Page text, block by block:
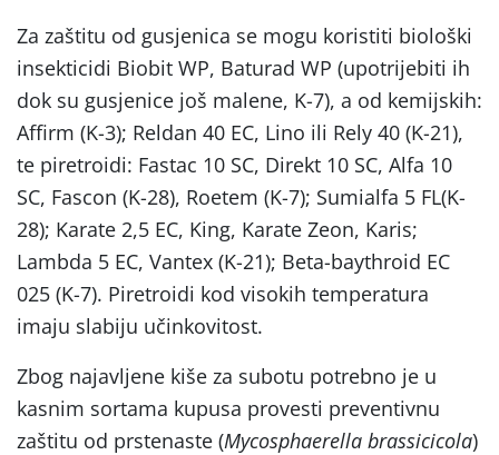
Za zaštitu od gusjenica se mogu koristiti biološki
insekticidi Biobit WP, Baturad WP (upotrijebiti ih
dok su gusjenice još malene, K-7), a od kemijskih:
Affirm (K-3); Reldan 40 EC, Lino ili Rely 40 (K-21),
te piretroidi: Fastac 10 SC, Direkt 10 SC, Alfa 10
SC, Fascon (K-28), Roetem (K-7); Sumialfa 5 FL(K-
28); Karate 2,5 EC, King, Karate Zeon, Karis;
Lambda 5 EC, Vantex (K-21); Beta-baythroid EC
025 (K-7). Piretroidi kod visokih temperatura
imaju slabiju učinkovitost.
Zbog najavljene kiše za subotu potrebno je u
kasnim sortama kupusa provesti preventivnu
zaštitu od prstenaste (Mycosphaerella brassicicola)